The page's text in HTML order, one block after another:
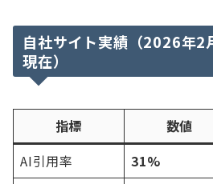
自社サイト実績（2026年2
現在）
指標 数値
AI引用率
31%